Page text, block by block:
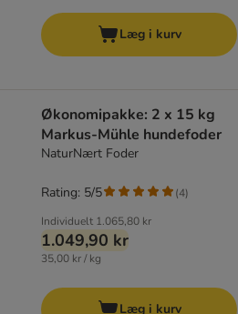
Læg i kurv
Økonomipakke: 2 x 15 kg
Markus-Mühle hundefoder
NaturNært Foder
Individuelt 1.065,80 kr
1.049,90 kr
35,00 kr / kg
Rating: 5/5 (4)
Læg i kurv